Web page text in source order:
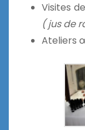
Visites
( jus de
Ateliers